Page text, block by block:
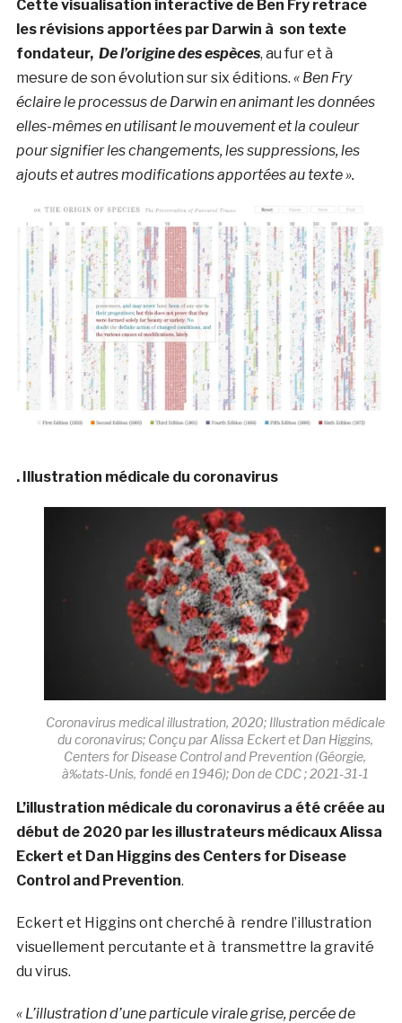
Cette visualisation interactive de Ben Fry retrace
les révisions apportées par Darwin à son texte
fondateur, De l’origine des espèces, au fur et à
mesure de son évolution sur six éditions. « Ben Fry
éclaire le processus de Darwin en animant les données
elles-mêmes en utilisant le mouvement et la couleur
pour signifier les changements, les suppressions, les
ajouts et autres modifications apportées au texte ».
. Illustration médicale du coronavirus
Coronavirus medical illustration, 2020; Illustration médicale
du coronavirus; Conçu par Alissa Eckert et Dan Higgins,
Centers for Disease Control and Prevention (Géorgie,
à‰tats-Unis, fondé en 1946); Don de CDC ; 2021-31-1
L’illustration médicale du coronavirus a été créée au
début de 2020 par les illustrateurs médicaux Alissa
Eckert et Dan Higgins des Centers for Disease
Control and Prevention.
Eckert et Higgins ont cherché à rendre l’illustration
visuellement percutante et à transmettre la gravité
du virus.
« L’illustration d’une particule virale grise, percée de